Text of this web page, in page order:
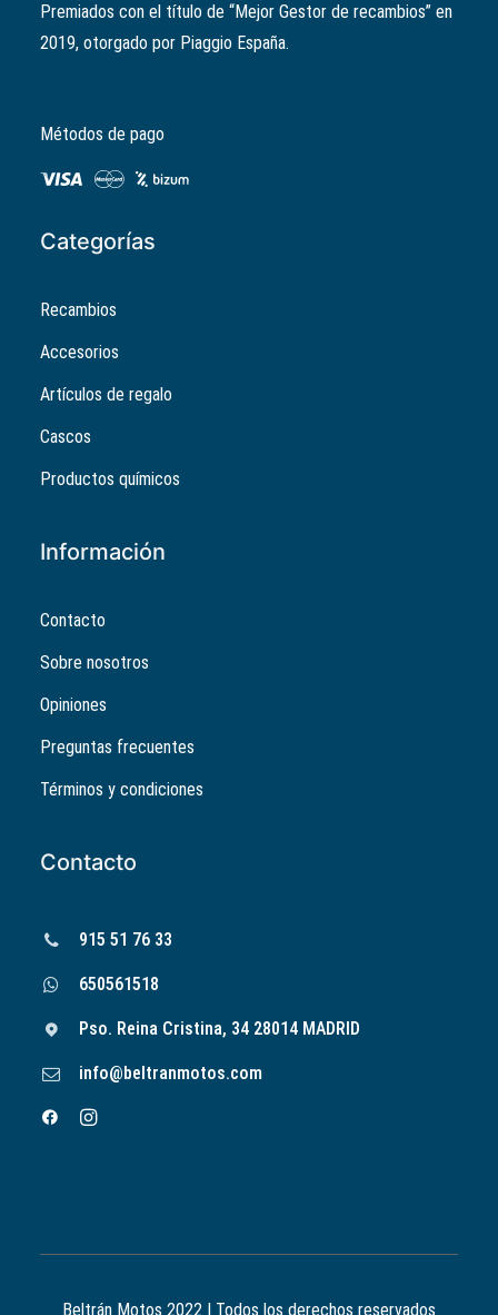
Premiados con el título de “Mejor Gestor de recambios” en
2019, otorgado por Piaggio España.
Métodos de pago
Categorías
Recambios
Accesorios
Artículos de regalo
Cascos
Productos químicos
Información
Contacto
Sobre nosotros
Opiniones
Preguntas frecuentes
Términos y condiciones
Contacto
915 51 76 33
650561518
Pso. Reina Cristina, 34 28014 MADRID
info@beltranmotos.com
Beltrán Motos 2022 | Todos los derechos reservados